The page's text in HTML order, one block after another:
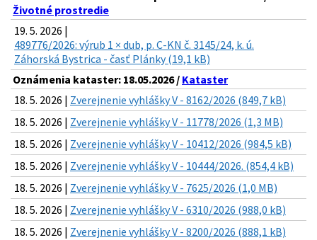
Životné prostredie
19. 5. 2026 |
489776/2026: výrub 1 × dub, p. C-KN č. 3145/24, k. ú.
Záhorská Bystrica - časť Plánky (19,1 kB)
Oznámenia kataster: 18.05.2026 / Kataster
18. 5. 2026 | Zverejnenie vyhlášky V - 8162/2026 (849,7 kB)
18. 5. 2026 | Zverejnenie vyhlášky V - 11778/2026 (1,3 MB)
18. 5. 2026 | Zverejnenie vyhlášky V - 10412/2026 (984,5 kB)
18. 5. 2026 | Zverejnenie vyhlášky V - 10444/2026. (854,4 kB)
18. 5. 2026 | Zverejnenie vyhlášky V - 7625/2026 (1,0 MB)
18. 5. 2026 | Zverejnenie vyhlášky V - 6310/2026 (988,0 kB)
18. 5. 2026 | Zverejnenie vyhlášky V - 8200/2026 (888,1 kB)